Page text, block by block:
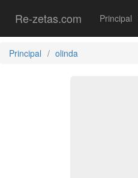
Re-zetas.com Principal
Principal olinda